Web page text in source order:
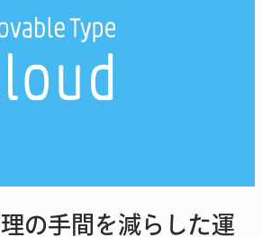
の手間を減らした運